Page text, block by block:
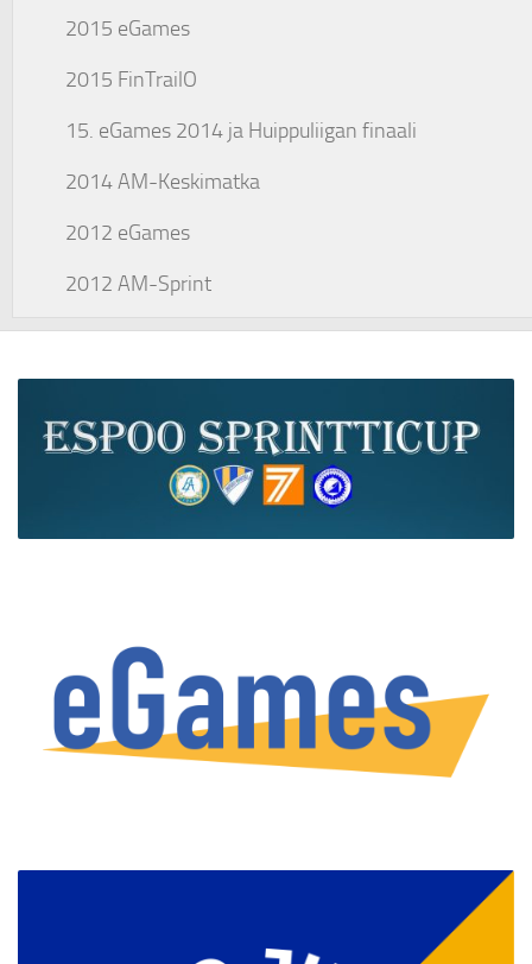
2015 eGames
2015 FinTrailO
15. eGames 2014 ja Huippuliigan finaali
2014 AM-Keskimatka
2012 eGames
2012 AM-Sprint